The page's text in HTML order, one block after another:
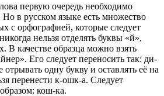
первую очередь необходимо
Но в русском языке есть множество
с орфографией, которые следует
нельзя отделять буквы «й»,
В качестве образца можно взять
Его следует переносить так: ди-
одну букву и оставлять её на
перенести к-ошк-а. Следует
кош-ка.